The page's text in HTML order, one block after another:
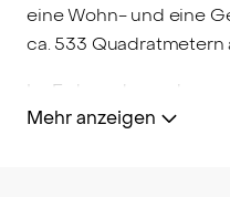
eine Wohn- und eine
ca. 533 Quadratmetern
Im Erdgeschoss, dem
Obergeschoss befindet
Mehr anzeigen